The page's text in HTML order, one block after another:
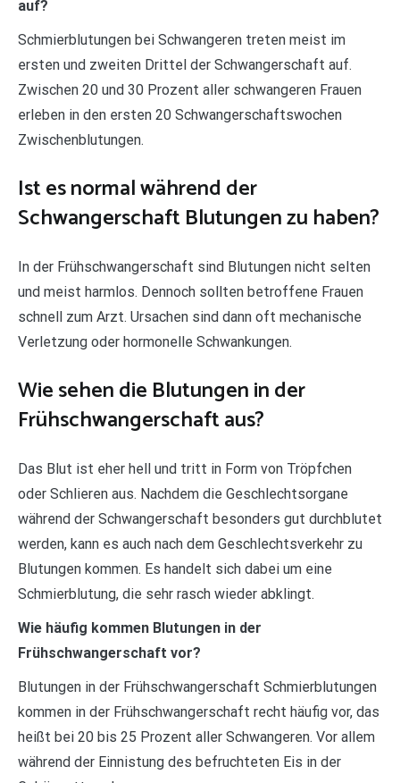
auf?
Schmierblutungen bei Schwangeren treten meist im
ersten und zweiten Drittel der Schwangerschaft auf.
Zwischen 20 und 30 Prozent aller schwangeren Frauen
erleben in den ersten 20 Schwangerschaftswochen
Zwischenblutungen.
Ist es normal während der
Schwangerschaft Blutungen zu haben?
In der Frühschwangerschaft sind Blutungen nicht selten
und meist harmlos. Dennoch sollten betroffene Frauen
schnell zum Arzt. Ursachen sind dann oft mechanische
Verletzung oder hormonelle Schwankungen.
Wie sehen die Blutungen in der
Frühschwangerschaft aus?
Das Blut ist eher hell und tritt in Form von Tröpfchen
oder Schlieren aus. Nachdem die Geschlechtsorgane
während der Schwangerschaft besonders gut durchblutet
werden, kann es auch nach dem Geschlechtsverkehr zu
Blutungen kommen. Es handelt sich dabei um eine
Schmierblutung, die sehr rasch wieder abklingt.
Wie häufig kommen Blutungen in der
Frühschwangerschaft vor?
Blutungen in der Frühschwangerschaft Schmierblutungen
kommen in der Frühschwangerschaft recht häufig vor, das
heißt bei 20 bis 25 Prozent aller Schwangeren. Vor allem
während der Einnistung des befruchteten Eis in der